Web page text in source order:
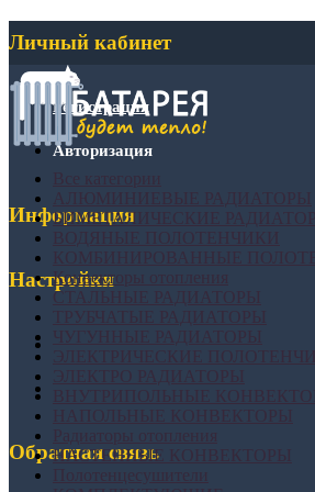
Личный кабинет
Регистрация
Авторизация
Информация
Настройки
Обратная связь
БИМЕТАЛИЧЕСКИЕ
Конвекторы отопления
СТАЛЬНЫЕ РАДИАТОРЫ
НАСТЕННЫЕ КОНВЕКТОРЫ